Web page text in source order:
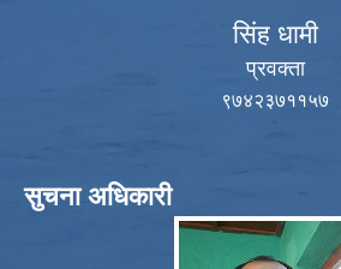
सिंह धामी
प्रवक्ता
९७४२३७११५७
सुचना अधिकारी